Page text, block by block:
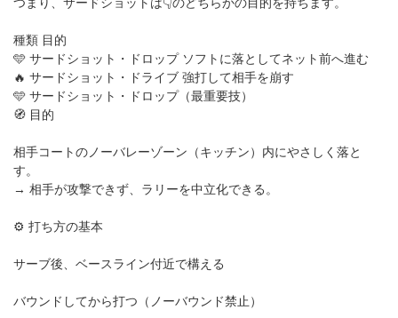
種類 目的
🩵 サードショット・ドロップ ソフトに落としてネット前へ進む
🔥 サードショット・ドライブ 強打して相手を崩す
🩵 サードショット・ドロップ（最重要技）
🧭 目的
相手コートのノーバレーゾーン（キッチン）内にやさしく落と
す。
→ 相手が攻撃できず、ラリーを中立化できる。
⚙️ 打ち方の基本
サーブ後、ベースライン付近で構える
バウンドしてから打つ（ノーバウンド禁止）